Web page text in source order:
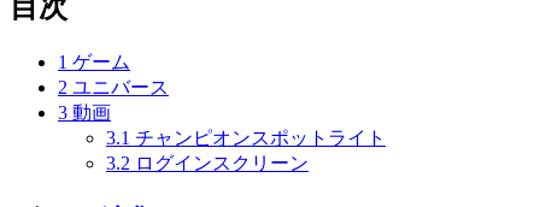
目次
1 ゲーム
2 ユニバース
3 動画
3.1 チャンピオンスポットライト
3.2 ログインスクリーン